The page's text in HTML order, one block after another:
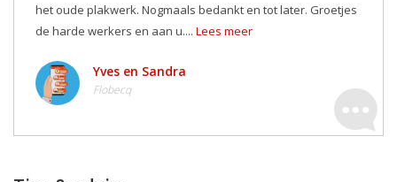
het oude plakwerk. Nogmaals bedankt en tot later. Groetjes
de harde werkers en aan u.... Lees meer
Yves en Sandra
Flobecq